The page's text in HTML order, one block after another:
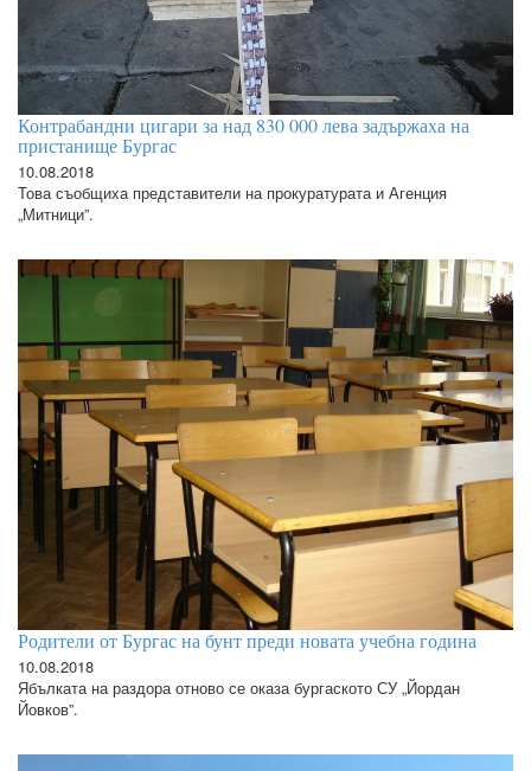
Контрабандни цигари за над 830 000 лева задържаха на
пристанище Бургас
10.08.2018
Това съобщиха представители на прокуратурата и Агенция
„Митници”.
Родители от Бургас на бунт преди новата учебна година
10.08.2018
Ябълката на раздора отново се оказа бургаското СУ „Йордан
Йовков”.